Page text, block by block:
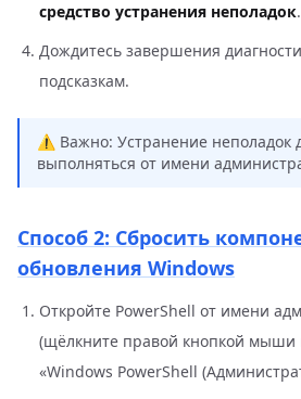
средство устранения неполадок.
Дождитесь завершения
подсказкам.
⚠️ Важно: Устранение неполадок
выполняться от имени
Способ 2: Сбросить
обновления Windows
Откройте PowerShell от имени
(щёлкните правой кнопкой мыши
«Windows PowerShell